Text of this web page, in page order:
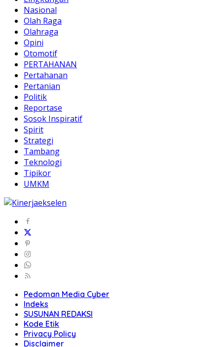
Nasional
Olah Raga
Olahraga
Opini
Otomotif
PERTAHANAN
Pertahanan
Pertanian
Politik
Reportase
Sosok Inspiratif
Spirit
Strategi
Tambang
Teknologi
Tipikor
UMKM
Pedoman Media Cyber
Indeks
SUSUNAN REDAKSI
Kode Etik
Privacy Policy
Disclaimer